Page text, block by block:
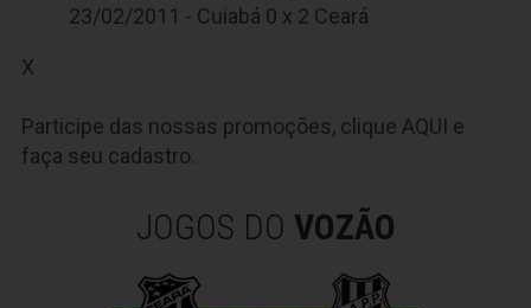
23/02/2011 - Cuiabá 0 x 2 Ceará
X
Participe das nossas promoções, clique AQUI e
faça seu cadastro.
JOGOS DO VOZÃO